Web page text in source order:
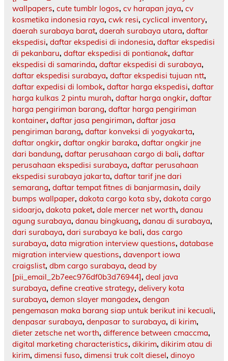
wallpapers, cute tumblr logos, cv harapan jaya, cv
kosmetika indonesia raya, cwk resi, cyclical inventory,
daerah surabaya barat, daerah surabaya utara, daftar
ekspedisi, daftar ekspedisi di indonesia, daftar ekspedisi
di pekanbaru, daftar ekspedisi di pontianak, daftar
ekspedisi di samarinda, daftar ekspedisi di surabaya,
daftar ekspedisi surabaya, daftar ekspedisi tujuan ntt,
daftar expedisi di lombok, daftar harga ekspedisi, daftar
harga kulkas 2 pintu murah, daftar harga ongkir, daftar
harga pengiriman barang, daftar harga pengiriman
kontainer, daftar jasa pengiriman, daftar jasa
pengiriman barang, daftar konveksi di yogyakarta,
daftar ongkir, daftar ongkir baraka, daftar ongkir jne
dari bandung, daftar perusahaan cargo di bali, daftar
perusahaan ekspedisi surabaya, daftar perusahaan
ekspedisi surabaya jakarta, daftar tarif jne dari
semarang, daftar tempat fitnes di banjarmasin, daily
bumps wallpaper, dakota cargo kota sby, dakota cargo
sidoarjo, dakota paket, dale mercer net worth, danau
agung surabaya, danau bingkuang, danau di surabaya,
dari surabaya, dari surabaya ke bali, das cargo
surabaya, data migration interview questions, database
migration interview questions, davenport iowa
craigslist, dbm cargo surabaya, dead by
[pii_email_2b7eec976df0b3d76944], deal java
surabaya, define creative strategy, delivery kota
surabaya, demon slayer mangadex, dengan
pengemasan maka barang siap untuk berikut ini kecuali,
denpasar surabaya, denpasar to surabaya, di kirim,
dieter zetsche net worth, difference between cmaccma,
digital marketing characteristics, dikirim, dikirim atau di
kirim, dimensi fuso, dimensi truk colt diesel, dinoyo